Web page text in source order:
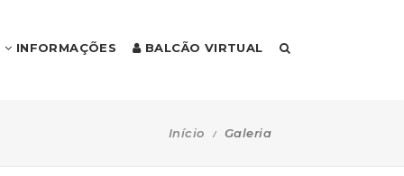
INFORMAÇÕES BALCÃO VIRTUAL
Início Galeria